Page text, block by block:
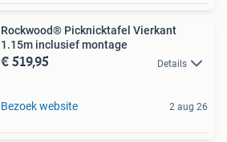
Rockwood® Picknicktafel Vierkant
1.15m inclusief montage
€ 519,95 Details
Bezoek website 2 aug 26